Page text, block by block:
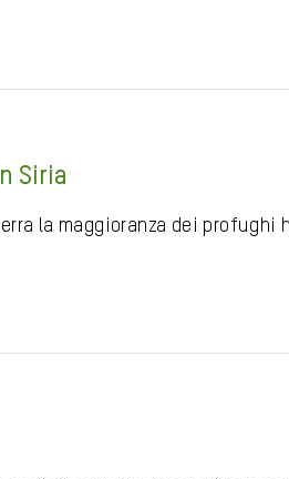
Siria
la maggioranza dei profughi